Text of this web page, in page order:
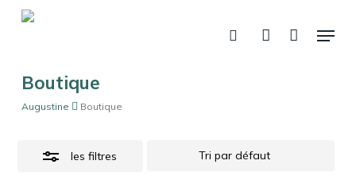
Skip
content
rechercheaccountMenu
Fermer
Boutique
Augustine Boutique
les filtres
Close